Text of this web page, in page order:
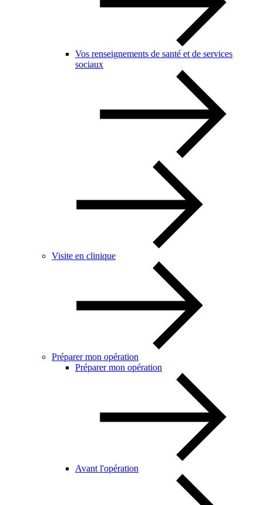
Vos renseignements de santé et de services
sociaux
Visite en clinique
Préparer mon opération
Préparer mon opération
Avant l'opération